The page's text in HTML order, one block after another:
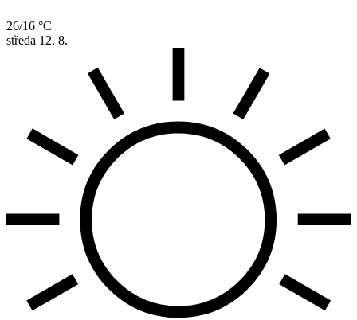
26/16 °C
středa 12. 8.